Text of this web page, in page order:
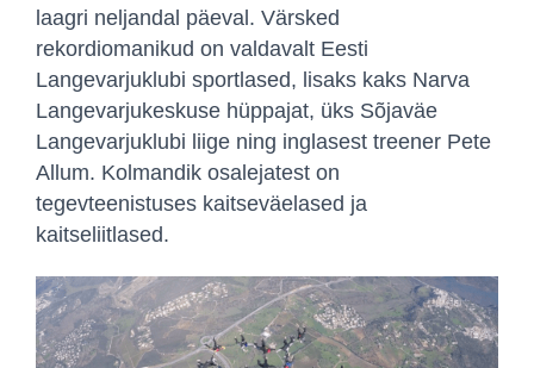
laagri neljandal päeval. Värsked
rekordiomanikud on valdavalt Eesti
Langevarjuklubi sportlased, lisaks kaks Narva
Langevarjukeskuse hüppajat, üks Sõjaväe
Langevarjuklubi liige ning inglasest treener Pete
Allum. Kolmandik osalejatest on
tegevteenistuses kaitseväelased ja
kaitseliitlased.